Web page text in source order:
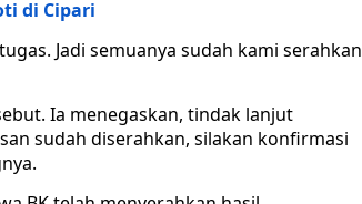
di Cipari
Jadi semuanya sudah kami serahkan
Ia menegaskan, tindak lanjut
sudah diserahkan, silakan konfirmasi